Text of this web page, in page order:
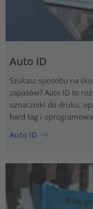
Auto ID
Szukasz sposobu na
zapasów? Auto ID to
oznaczniki do druku,
hard tag i
Auto ID